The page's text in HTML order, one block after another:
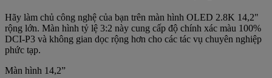
Hãy làm chủ công nghệ của bạn trên màn hình OLED 2.8K 14,2"
rộng lớn. Màn hình tỷ lệ 3:2 này cung cấp độ chính xác màu 100%
DCI-P3 và không gian dọc rộng hơn cho các tác vụ chuyên nghiệp
phức tạp.
Màn hình 14,2”